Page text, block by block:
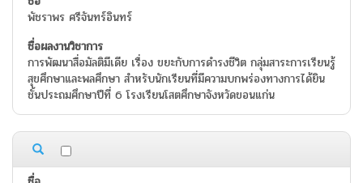
พัชราพร ศรีจันทร์อินทร์
การพัฒนาสื่อมัลติมีเดีย เรื่อง ขยะกับการดำรงชีวิต กลุ่มสาระการเรียนรู้
สุขศึกษาและพลศึกษา สำหรับนักเรียนที่มีความบกพร่องทางการได้ยิน
ชั้นประถมศึกษาปีที่ 6 โรงเรียนโสตศึกษาจังหวัดขอนแก่น